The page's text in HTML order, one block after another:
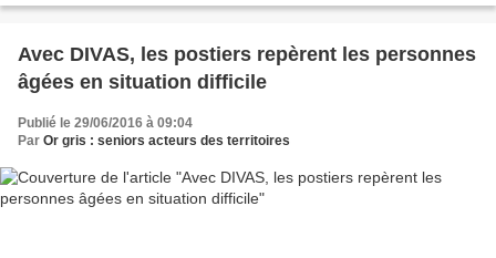
Avec DIVAS, les postiers repèrent les personnes
âgées en situation difficile
Publié le 29/06/2016 à 09:04
Par Or gris : seniors acteurs des territoires